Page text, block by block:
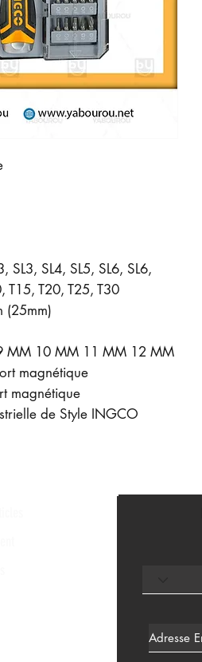
SL3, SL4, SL5, SL6, SL6,
T15, T20, T25, T30
(25mm)
MM 10 MM 11 MM 12 MM
magnétique
magnétique
de Style INGCO